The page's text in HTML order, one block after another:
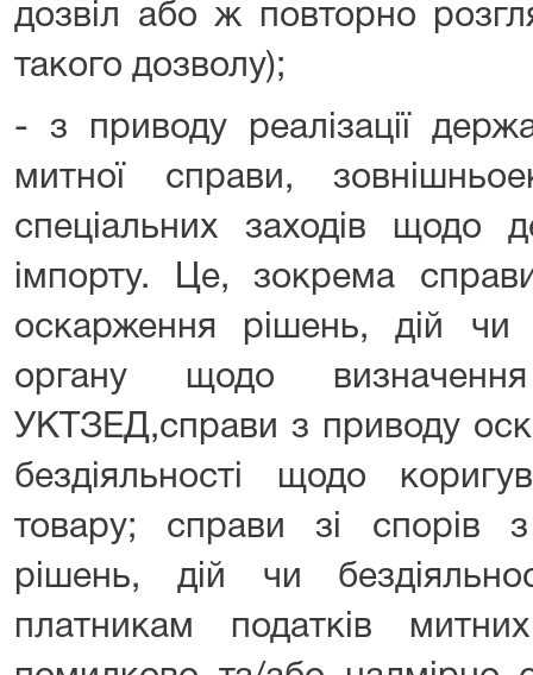
дозвіл або ж повторно
такого дозволу);
- з приводу реалізації
митної справи,
спеціальних заходів щодо
імпорту. Це, зокрема
оскарження рішень, дій чи
органу щодо
УКТЗЕД,справи з приводу
бездіяльності щодо
товару; справи зі спорів
рішень, дій чи
платникам податків